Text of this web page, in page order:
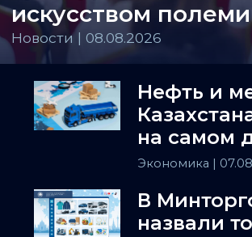
искусством
Новости | 08.08.2026
Нефть и
на самом
держит
Азию
Экономика |
В
назвали